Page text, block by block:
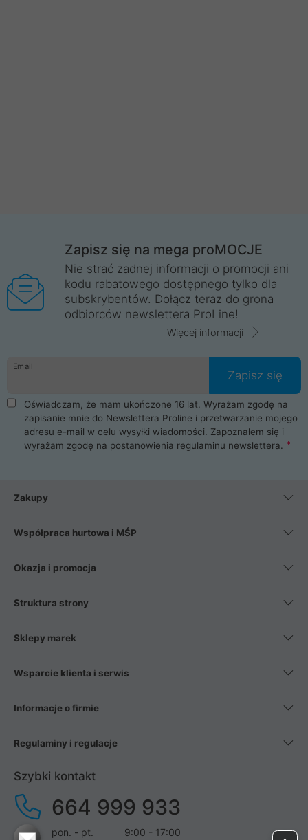
Zapisz się na mega proMOCJE
Nie strać żadnej informacji o promocji ani
kodu rabatowego dostępnego tylko dla
subskrybentów. Dołącz teraz do grona
odbiorców newslettera ProLine!
Więcej informacji
Email
Zapisz się
Oświadczam, że mam ukończone 16 lat. Wyrażam zgodę na
zapisanie mnie do Newslettera Proline i przetwarzanie mojego
adresu e-mail w celu wysyłki wiadomości. Zapoznałem się i
wyrażam zgodę na postanowienia regulaminu newslettera.
Zakupy
Współpraca hurtowa i MŚP
Okazja i promocja
Struktura strony
Sklepy marek
Wsparcie klienta i serwis
Informacje o firmie
Regulaminy i regulacje
Szybki kontakt
664 999 933
pon. - pt. 9:00 - 17:00